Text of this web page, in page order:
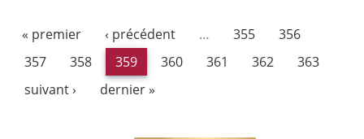
« premier ‹ précédent … 355
356
357
358 359 360 361 362
363
suivant ›
dernier »